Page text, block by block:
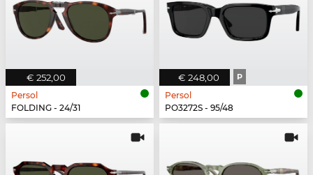
€ 252,00
Persol
FOLDING - 24/31
€ 248,00 P
Persol
PO3272S - 95/48